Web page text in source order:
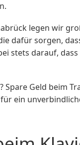
legen wir
dafür sorgen,
stets darauf,
Spare Geld beim
ein